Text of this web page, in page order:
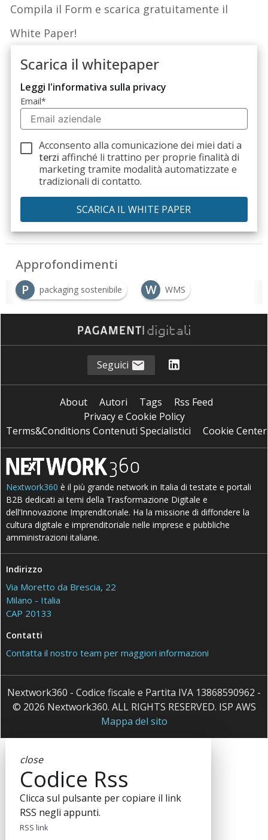
Compila il Form e scarica gratuitamente il
White Paper!
Scarica il whitepaper
Leggi l'informativa sulla privacy
Email*
Acconsento alla comunicazione dei miei dati a
terzi affinché li trattino per proprie finalità di
marketing tramite modalità automatizzate e
tradizionali di contatto.
Approfondimenti
P
packaging sostenibile W WMS
Seguici
About Autori Tags
Rss Feed
Privacy e Cookie Policy
Terms&Conditions Contenuti Specialistici
Cookie Center
Nextwork360 è il più grande network in Italia di testate e portali
B2B dedicati ai temi della Trasformazione Digitale e
dell’Innovazione Imprenditoriale. Ha la missione di diffondere la
cultura digitale e imprenditoriale nelle imprese e pubbliche
amministrazioni italiane.
Indirizzo
Via Moretto da Brescia, 22
Milano - Italia
CAP 20133
Contatti
Contatta il nostro team per maggiori informazioni
Nextwork360 - Codice fiscale e Partita IVA 13868590962 -
© 2026 Nextwork360. ALL RIGHTS RESERVED. ISP AWS
Mappa del sito
close
Codice Rss
Clicca sul pulsante per copiare il link
RSS negli appunti.
RSS link